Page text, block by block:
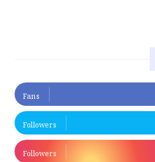
Fans
Followers
Followers